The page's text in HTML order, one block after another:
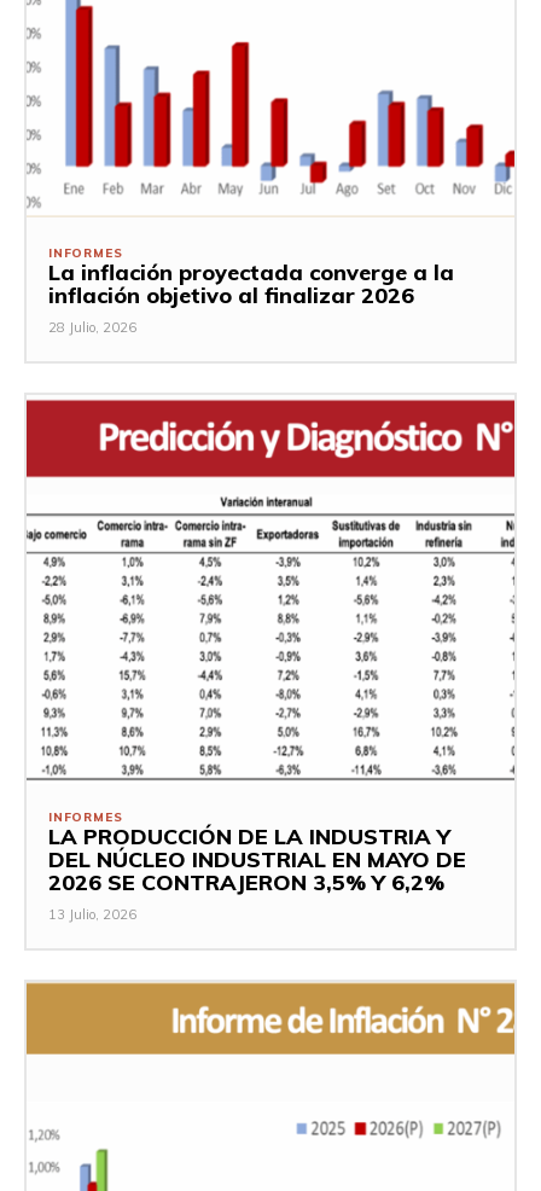
INFORMES
La inflación proyectada converge a la
inflación objetivo al finalizar 2026
28 Julio, 2026
INFORMES
LA PRODUCCIÓN DE LA INDUSTRIA Y
DEL NÚCLEO INDUSTRIAL EN MAYO DE
2026 SE CONTRAJERON 3,5% Y 6,2%
13 Julio, 2026